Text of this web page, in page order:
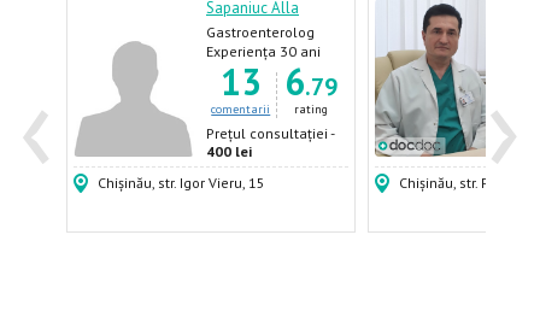
‹ ›
-
Sapaniuc Alla
Gastroenterolog
Experiența 30 ani
13
comentarii
6.79
rating
Prețul consultației -
400 lei
Chișinău, str. Igor Vieru, 15
980
Chișinău, str. Puskin,